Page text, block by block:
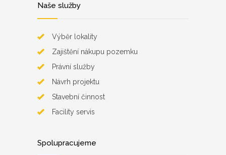
Naše služby
Výběr lokality
Zajištění nákupu pozemku
Právní služby
Návrh projektu
Stavební činnost
Facility servis
Spolupracujeme